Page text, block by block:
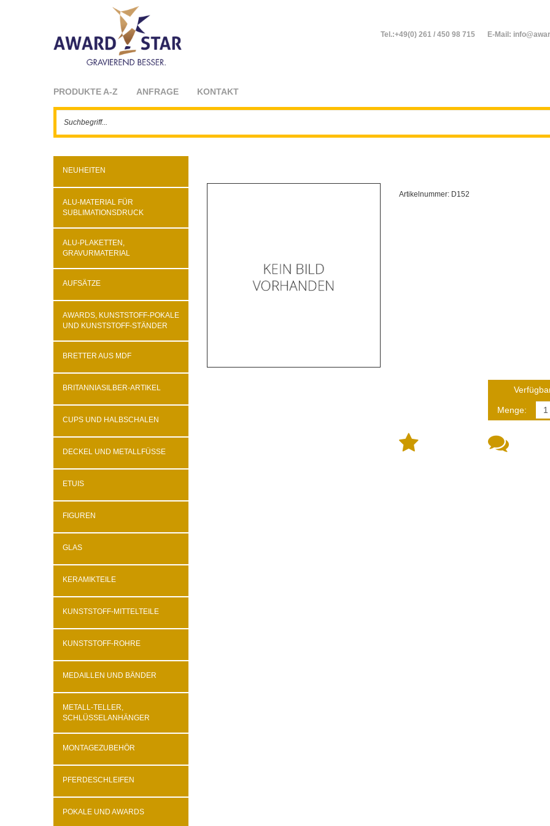
Tel.:+49(0) 261 / 450 98 715 E-Mail:
PRODUKTE A-Z ANFRAGE KONTAKT
NEUHEITEN
ALU-MATERIAL FÜR
SUBLIMATIONSDRUCK
ALU-PLAKETTEN,
GRAVURMATERIAL
AUFSÄTZE
AWARDS, KUNSTSTOFF-POKALE
UND KUNSTSTOFF-STÄNDER
BRETTER AUS MDF
BRITANNIASILBER-ARTIKEL
CUPS UND HALBSCHALEN
DECKEL UND METALLFÜSSE
ETUIS
FIGUREN
GLAS
KERAMIKTEILE
KUNSTSTOFF-MITTELTEILE
KUNSTSTOFF-ROHRE
MEDAILLEN UND BÄNDER
METALL-TELLER,
SCHLÜSSELANHÄNGER
MONTAGEZUBEHÖR
PFERDESCHLEIFEN
POKALE UND AWARDS
Artikelnummer: D152
Menge: